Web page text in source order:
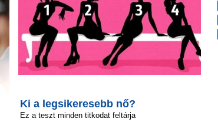
Ki a legsikeresebb nő?
Ez a teszt minden titkodat feltárja